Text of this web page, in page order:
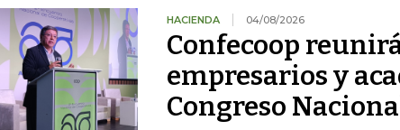
HACIENDA 04/08/2026
Confecoop
empresarios y
Congreso